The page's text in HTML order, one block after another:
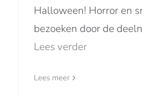
Halloween! Horror en
bezoeken door de
Lees verder
Lees meer